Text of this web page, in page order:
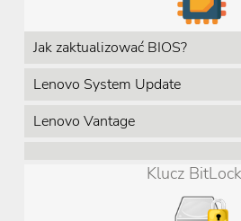
Jak zaktualizować BIOS?
Lenovo System Update
Lenovo Vantage
Klucz